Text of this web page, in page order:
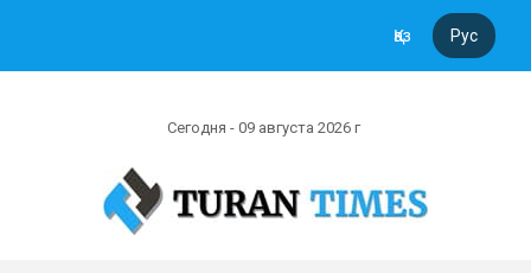
Қаз Рус
Сегодня - 09 августа 2026 г